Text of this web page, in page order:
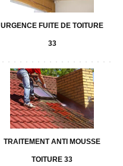
URGENCE FUITE DE TOITURE
33
TRAITEMENT ANTI MOUSSE
TOITURE 33